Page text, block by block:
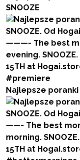
SNOOZE
Najlepsze poranki